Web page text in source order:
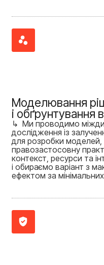
Моделювання
і обґрунтування
↳ Ми проводимо
дослідження із
для розробки
правозастосовну
контекст, ресурси та
і обираємо варіант з
ефектом за